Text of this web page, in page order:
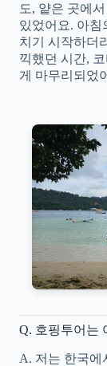
도, 얕은 곳에
있었어요. 아침
치기 시작하더
끽했던 시간,
게 마무리되었
Q. 호핑투어는
A. 저는 한국에